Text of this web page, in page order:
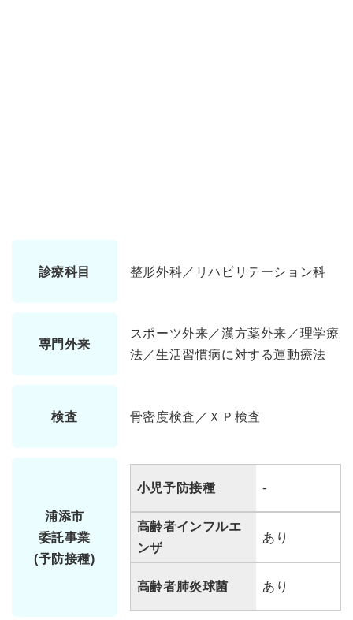
診療科目 整形外科／リハビリテーション科
専門外来
スポーツ外来／漢方薬外来／理学療
法／生活習慣病に対する運動療法
検査 骨密度検査／ＸＰ検査
浦添市
委託事業
(予防接種)
小児予防接種 -
高齢者インフルエ
ンザ
あり
高齢者肺炎球菌 あり